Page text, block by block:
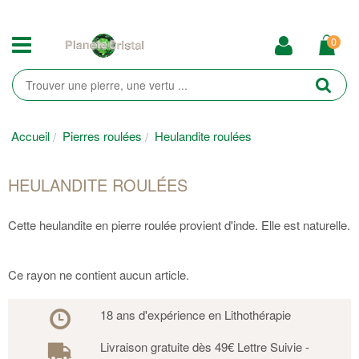
0
Accueil Pierres roulées Heulandite roulées
HEULANDITE ROULÉES
Cette heulandite en pierre roulée provient d'inde. Elle est naturelle.
Ce rayon ne contient aucun article.
18 ans d'expérience en Lithothérapie
Livraison gratuite dès 49€ Lettre Suivie -